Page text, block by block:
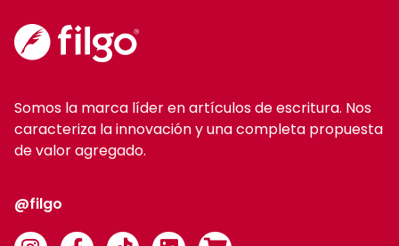
Somos la marca líder en artículos de escritura. Nos
caracteriza la innovación y una completa propuesta
de valor agregado.
@filgo